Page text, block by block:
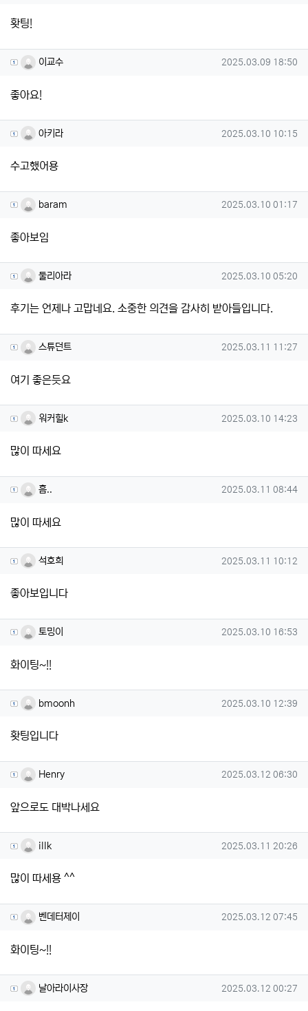
홧팅!
이교수님의 댓글
이교수 작성일
2025.03.09 18:50
좋아요!
아키라님의 댓글
아키라 작성일
2025.03.10 10:15
수고했어용
baram님의 댓글
baram 작성일
2025.03.10 01:17
좋아보임
둘리아라님의 댓글
둘리아라 작성일
2025.03.10 05:20
후기는 언제나 고맙네요. 소중한 의견을 감사히 받아들입니다.
스튜던트님의 댓글
스튜던트 작성일
2025.03.11 11:27
여기 좋은듯요
워커힐k님의 댓글
워커힐k 작성일
2025.03.10 14:23
많이 따세요
흠..님의 댓글
흠.. 작성일
2025.03.11 08:44
많이 따세요
석호희님의 댓글
석호희 작성일
2025.03.11 10:12
좋아보입니다
토밍이님의 댓글
토밍이 작성일
2025.03.10 16:53
화이팅~!!
bmoonh님의 댓글
bmoonh 작성일
2025.03.10 12:39
홧팅입니다
Henry님의 댓글
Henry 작성일
2025.03.12 06:30
앞으로도 대박나세요
illk님의 댓글
illk 작성일
2025.03.11 20:26
많이 따세용 ^^
벤데터제이님의 댓글
벤데터제이 작성일
2025.03.12 07:45
화이팅~!!
날아라이사장님의 댓글
날아라이사장 작성일
2025.03.12 00:27